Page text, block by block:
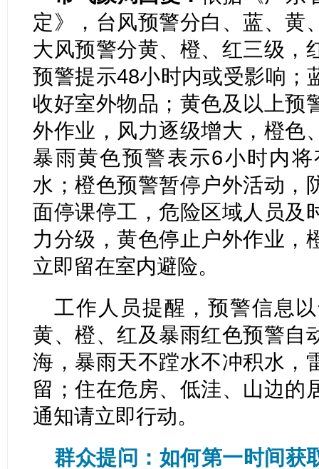
定》，台风预警分白、蓝、黄
大风预警分黄、橙、红三级，
预警提示48小时内或受影响；
收好室外物品；黄色及以上预
外作业，风力逐级增大，橙色
暴雨黄色预警表示6小时内
水；橙色预警暂停户外活动，
面停课停工，危险区域人员及
力分级，黄色停止户外作业，
立即留在室内避险。
工作人员提醒，预警信息
黄、橙、红及暴雨红色预警自
海，暴雨天不蹚水不冲积水，
留；住在危房、低洼、山边的
通知请立即行动。
群众提问：如何第一时间获